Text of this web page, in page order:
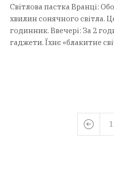
Світлова пастка Вранці:
хвилин сонячного світла.
годинник. Ввечері: За 2
гаджети. Їхнє «блакитне
1